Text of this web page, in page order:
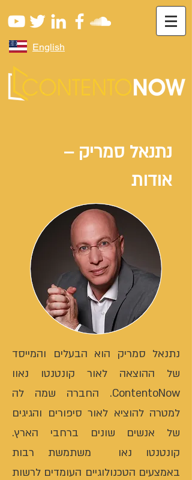
English
נתנאל סמריק –
אודות
נתנאל סמריק הוא הבעלים והמייסד
של ההוצאה לאור קונטנטו נאוו
ContentoNow. החברה שמה לה
למטרה להוציא לאור סיפורים והגיגים
של אנשים שונים ברחבי הארץ.
קונטנטו נאו משתמשת רבות
באמצעים הטכנולוגיים העומדים לרשות